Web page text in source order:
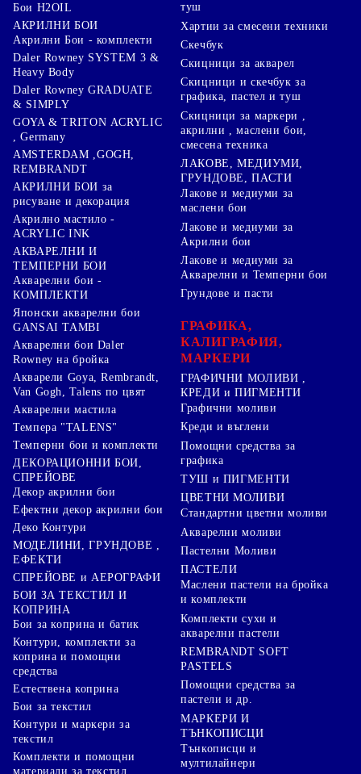
Бои H2OIL
АКРИЛНИ БОИ
Акрилни Бои - комплекти
Daler Rowney SYSTEM 3 &
Heavy Body
Daler Rowney GRADUATE
& SIMPLY
GOYA & TRITON АCRYLIC
, Germany
AMSTERDAM ,GOGH,
REMBRANDT
АКРИЛНИ БОИ за
рисуване и декорация
Акрилно мастило -
ACRYLIC INK
АКВАРЕЛНИ И
ТЕМПЕРНИ БОИ
Акварелни бои -
КОМПЛЕКТИ
Японски акварелни бои
GANSAI TAMBI
Акварелни бои Daler
Rowney на бройка
Акварели Goya, Rembrandt,
Van Gogh, Talens по цвят
Акварелни мастила
Темпера "TALENS"
Темперни бои и комплекти
ДЕКОРАЦИОННИ БОИ,
СПРЕЙОВЕ
Декор акрилни бои
Ефектни декор акрилни бои
Деко Контури
МОДЕЛИНИ, ГРУНДОВЕ ,
ЕФЕКТИ
СПРЕЙОВЕ и АЕРОГРАФИ
БОИ ЗА ТЕКСТИЛ И
КОПРИНА
Бои за коприна и батик
Контури, комплекти за
коприна и помощни
средства
Естествена коприна
Бои за текстил
Контури и маркери за
текстил
Комплекти и помощни
материали за текстил
туш
Хартии за смесени техники
Скечбук
Скицници за акварел
Скицници и скечбук за
графика, пастел и туш
Скицници за маркери ,
акрилни , маслени бои,
смесена техника
ЛАКОВЕ, МЕДИУМИ,
ГРУНДОВЕ, ПАСТИ
Лакове и медиуми за
маслени бои
Лакове и медиуми за
Акрилни бои
Лакове и медиуми за
Акварелни и Темперни бои
Грундове и пасти
ГРАФИКА,
КАЛИГРАФИЯ,
МАРКЕРИ
ГРАФИЧНИ МОЛИВИ ,
КРЕДИ и ПИГМЕНТИ
Графични моливи
Креди и въглени
Помощни средства за
графика
ТУШ и ПИГМЕНТИ
ЦВЕТНИ МОЛИВИ
Стандартни цветни моливи
Акварелни моливи
Пастелни Моливи
ПАСТЕЛИ
Маслени пастели на бройка
и комплекти
Комплекти сухи и
акварелни пастели
REMBRANDT SOFT
PASTELS
Помощни средства за
пастели и др.
МАРКЕРИ И
ТЪНКОПИСЦИ
Тънкописци и
мултилайнери